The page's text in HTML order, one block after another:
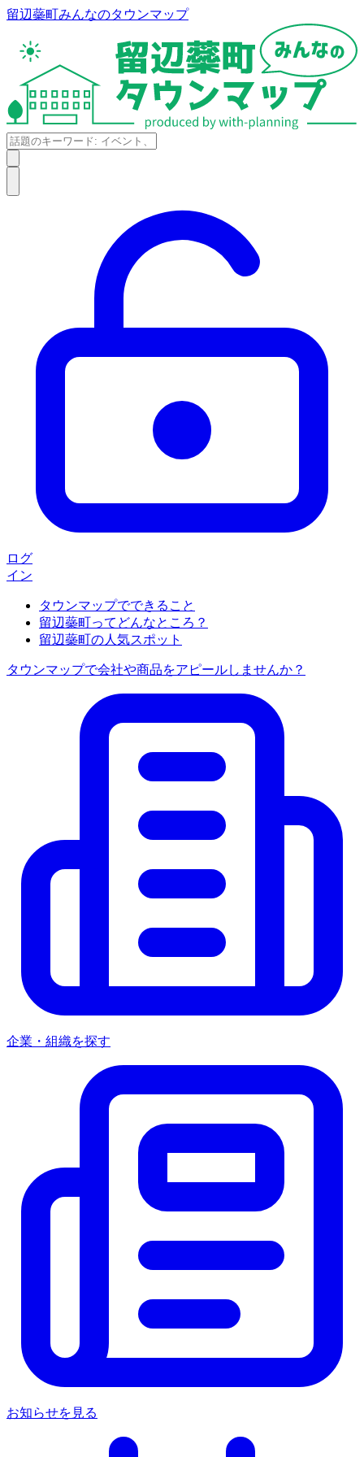
留辺蘂町みんなのタウンマップ
ログ
イン
タウンマップでできること
留辺蘂町ってどんなところ？
留辺蘂町の人気スポット
タウンマップで会社や商品をアピールしませんか？
企業・組織を探す
お知らせを見る